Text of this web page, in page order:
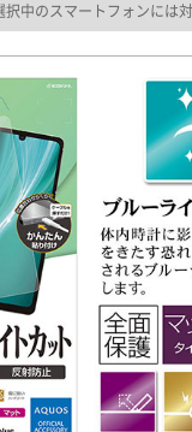
択中のスマートフォンには